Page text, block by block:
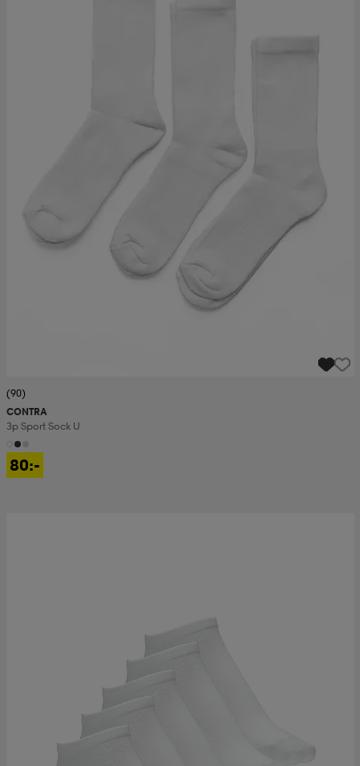
(90)
CONTRA
3p Sport Sock U
80:-